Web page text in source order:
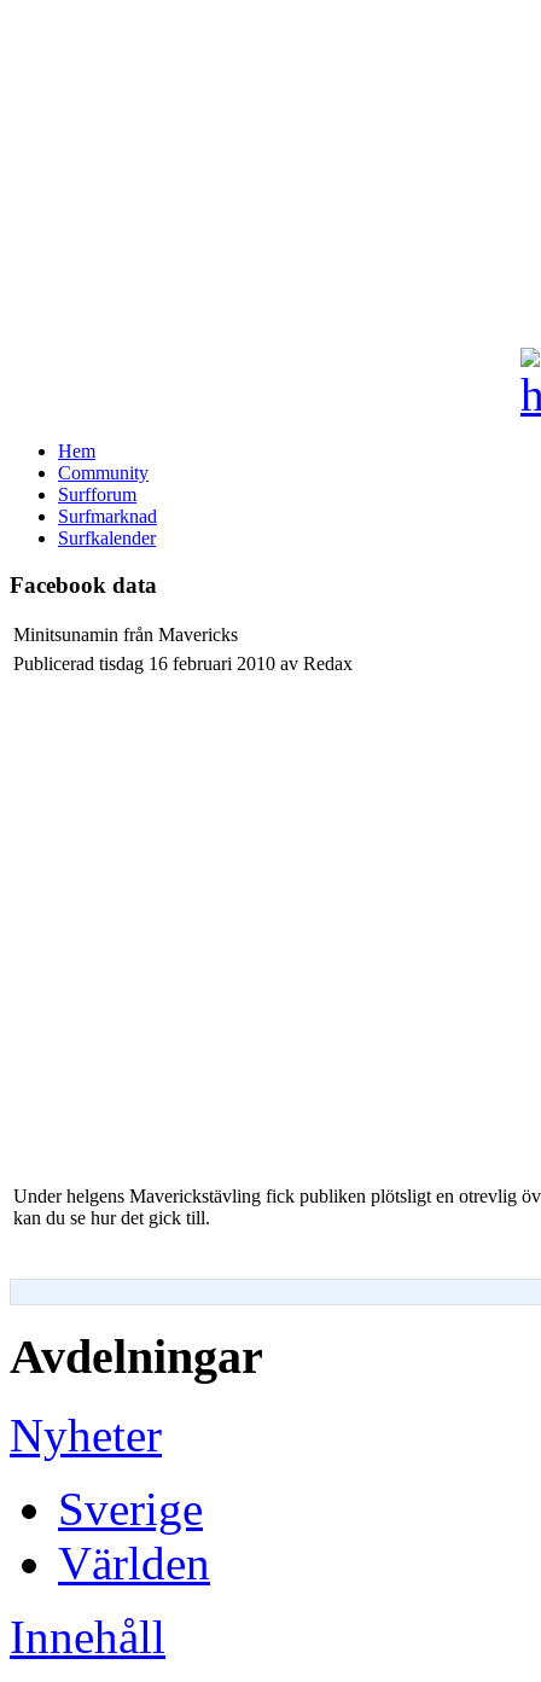
Hem
Community
Surfforum
Surfmarknad
Surfkalender
Facebook data
Minitsunamin från Mavericks
Publicerad tisdag 16 februari 2010 av Redax
Under helgens Maverickstävling fick publiken plötsligt en otrevlig
kan du se hur det gick till.
Avdelningar
Nyheter
Sverige
Världen
Innehåll